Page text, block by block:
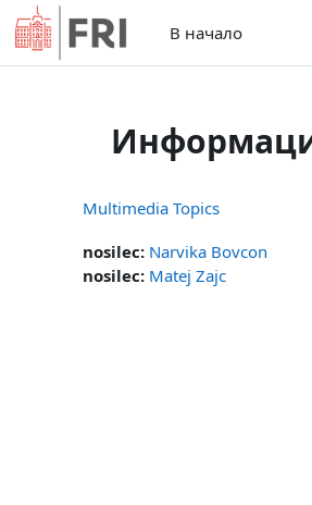
Перейти к основному содержанию
В начало
Multimedia Topics
nosilec: Narvika Bovcon
nosilec: Matej Zajc